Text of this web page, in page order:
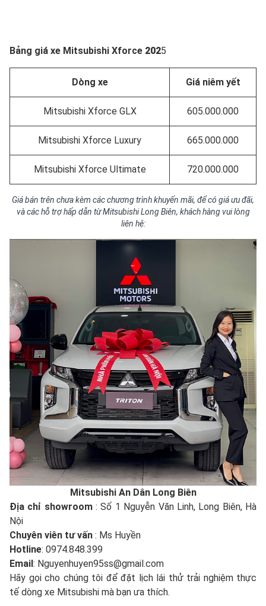
Bảng giá xe Mitsubishi Xforce 2025
Dòng xe Giá niêm yết
Mitsubishi Xforce GLX 605.000.000
Mitsubishi Xforce Luxury 665.000.000
Mitsubishi Xforce Ultimate 720.000.000
Giá bán trên chưa kèm các chương trình khuyến mãi, để có giá ưu đãi,
và các hỗ trợ hấp dẫn từ Mitsubishi Long Biên, khách hàng vui lòng
liên hệ:
Mitsubishi An Dân Long Biên
Địa chỉ showroom: Số 1 Nguyễn Văn Linh, Long Biên, Hà
Nội
Chuyên viên tư vấn : Ms Huyền
Hotline: 0974.848.399
Email : Nguyenhuyen95ss@gmail.com
Hãy gọi cho chúng tôi để đặt lịch lái thử trải nghiệm thực
tế dòng xe Mitsubishi mà bạn ưa thích.